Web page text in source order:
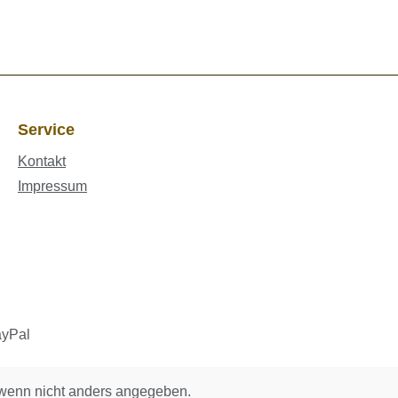
Service
Kontakt
Impressum
nicht anders angegeben.